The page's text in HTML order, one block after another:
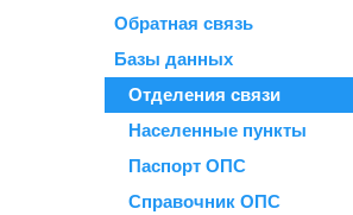
Обратная связь
Базы данных
Отделения связи
Населенные пункты
Паспорт ОПС
Справочник ОПС